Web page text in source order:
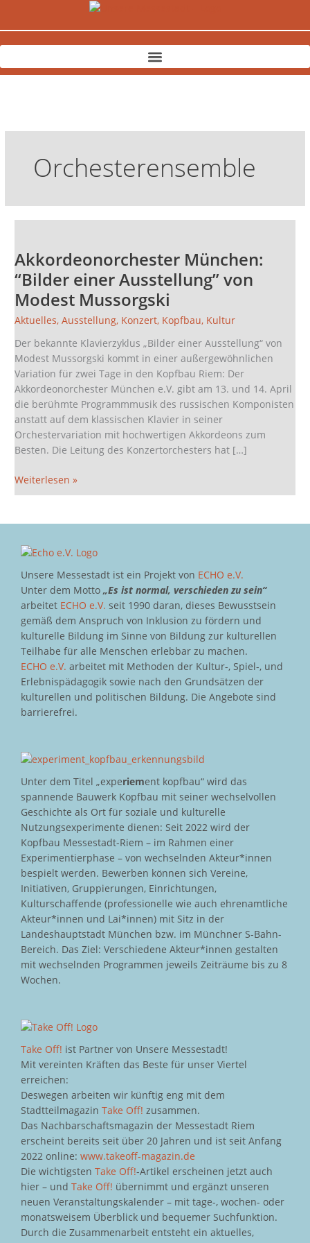
Orchesterensemble
Akkordeonorchester München:
“Bilder einer Ausstellung” von
Modest Mussorgski
Aktuelles,Ausstellung, Konzert, Kopfbau, Kultur
Der bekannte Klavierzyklus „Bilder einer Ausstellung“ von
Modest Mussorgski kommt in einer außergewöhnlichen
Variation für zwei Tage in den Kopfbau Riem: Der
Akkordeonorchester München e.V. gibt am 13. und 14. April
die berühmte Programmmusik des russischen Komponisten
anstatt auf dem klassischen Klavier in seiner
Orchestervariation mit hochwertigen Akkordeons zum
Besten. Die Leitung des Konzertorchesters hat […]
“Bilder
einer
Ausstellung”
von
Modest
Weiterlesen »
Unsere Messestadt ist ein Projekt von ECHO e.V.
Unter dem Motto „Es ist normal, verschieden zu sein“
arbeitet ECHO e.V. seit 1990 daran, dieses Bewusstsein
gemäß dem Anspruch von Inklusion zu fördern und
kulturelle Bildung im Sinne von Bildung zur kulturellen
Teilhabe für alle Menschen erlebbar zu machen.
ECHO e.V. arbeitet mit Methoden der Kultur-, Spiel-, und
Erlebnispädagogik sowie nach den Grundsätzen der
kulturellen und politischen Bildung. Die Angebote sind
barrierefrei.
Unter dem Titel „experiement kopfbau“ wird das
spannende Bauwerk Kopfbau mit seiner wechselvollen
Geschichte als Ort für soziale und kulturelle
Nutzungsexperimente dienen: Seit 2022 wird der
Kopfbau Messestadt-Riem – im Rahmen einer
Experimentierphase – von wechselnden Akteur*innen
bespielt werden. Bewerben können sich Vereine,
Initiativen, Gruppierungen, Einrichtungen,
Kulturschaffende (professionelle wie auch ehrenamtliche
Akteur*innen und Lai*innen) mit Sitz in der
Landeshauptstadt München bzw. im Münchner S-Bahn-
Bereich. Das Ziel: Verschiedene Akteur*innen gestalten
mit wechselnden Programmen jeweils Zeiträume bis zu 8
Wochen.
Take Off! ist Partner von Unsere Messestadt!
Mit vereinten Kräften das Beste für unser Viertel
erreichen:
Deswegen arbeiten wir künftig eng mit dem
Stadtteilmagazin Take Off! zusammen.
Das Nachbarschaftsmagazin der Messestadt Riem
erscheint bereits seit über 20 Jahren und ist seit Anfang
2022 online: www.takeoff-magazin.de
Die wichtigsten Take Off!-Artikel erscheinen jetzt auch
hier – und Take Off! übernimmt und ergänzt unseren
neuen Veranstaltungskalender – mit tage-, wochen- oder
monatsweisem Überblick und bequemer Suchfunktion.
Durch die Zusammenarbeit entsteht ein aktuelles,